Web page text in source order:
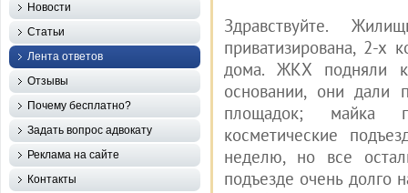
Здравствуйте.
приватизирована, 2-х
дома. ЖКХ подняли
основании, они дали
площадок; майка
косметические
неделю, но все
подъезде очень долго
Новости
Статьи
Лента ответов
Отзывы
Почему бесплатно?
Задать вопрос адвокату
Реклама на сайте
Контакты